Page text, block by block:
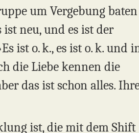
um Vergebung baten
neu, und es ist der
ist o. k., es ist o. k. und
die Liebe kennen die
das ist schon alles.
ist, die mit dem Shift